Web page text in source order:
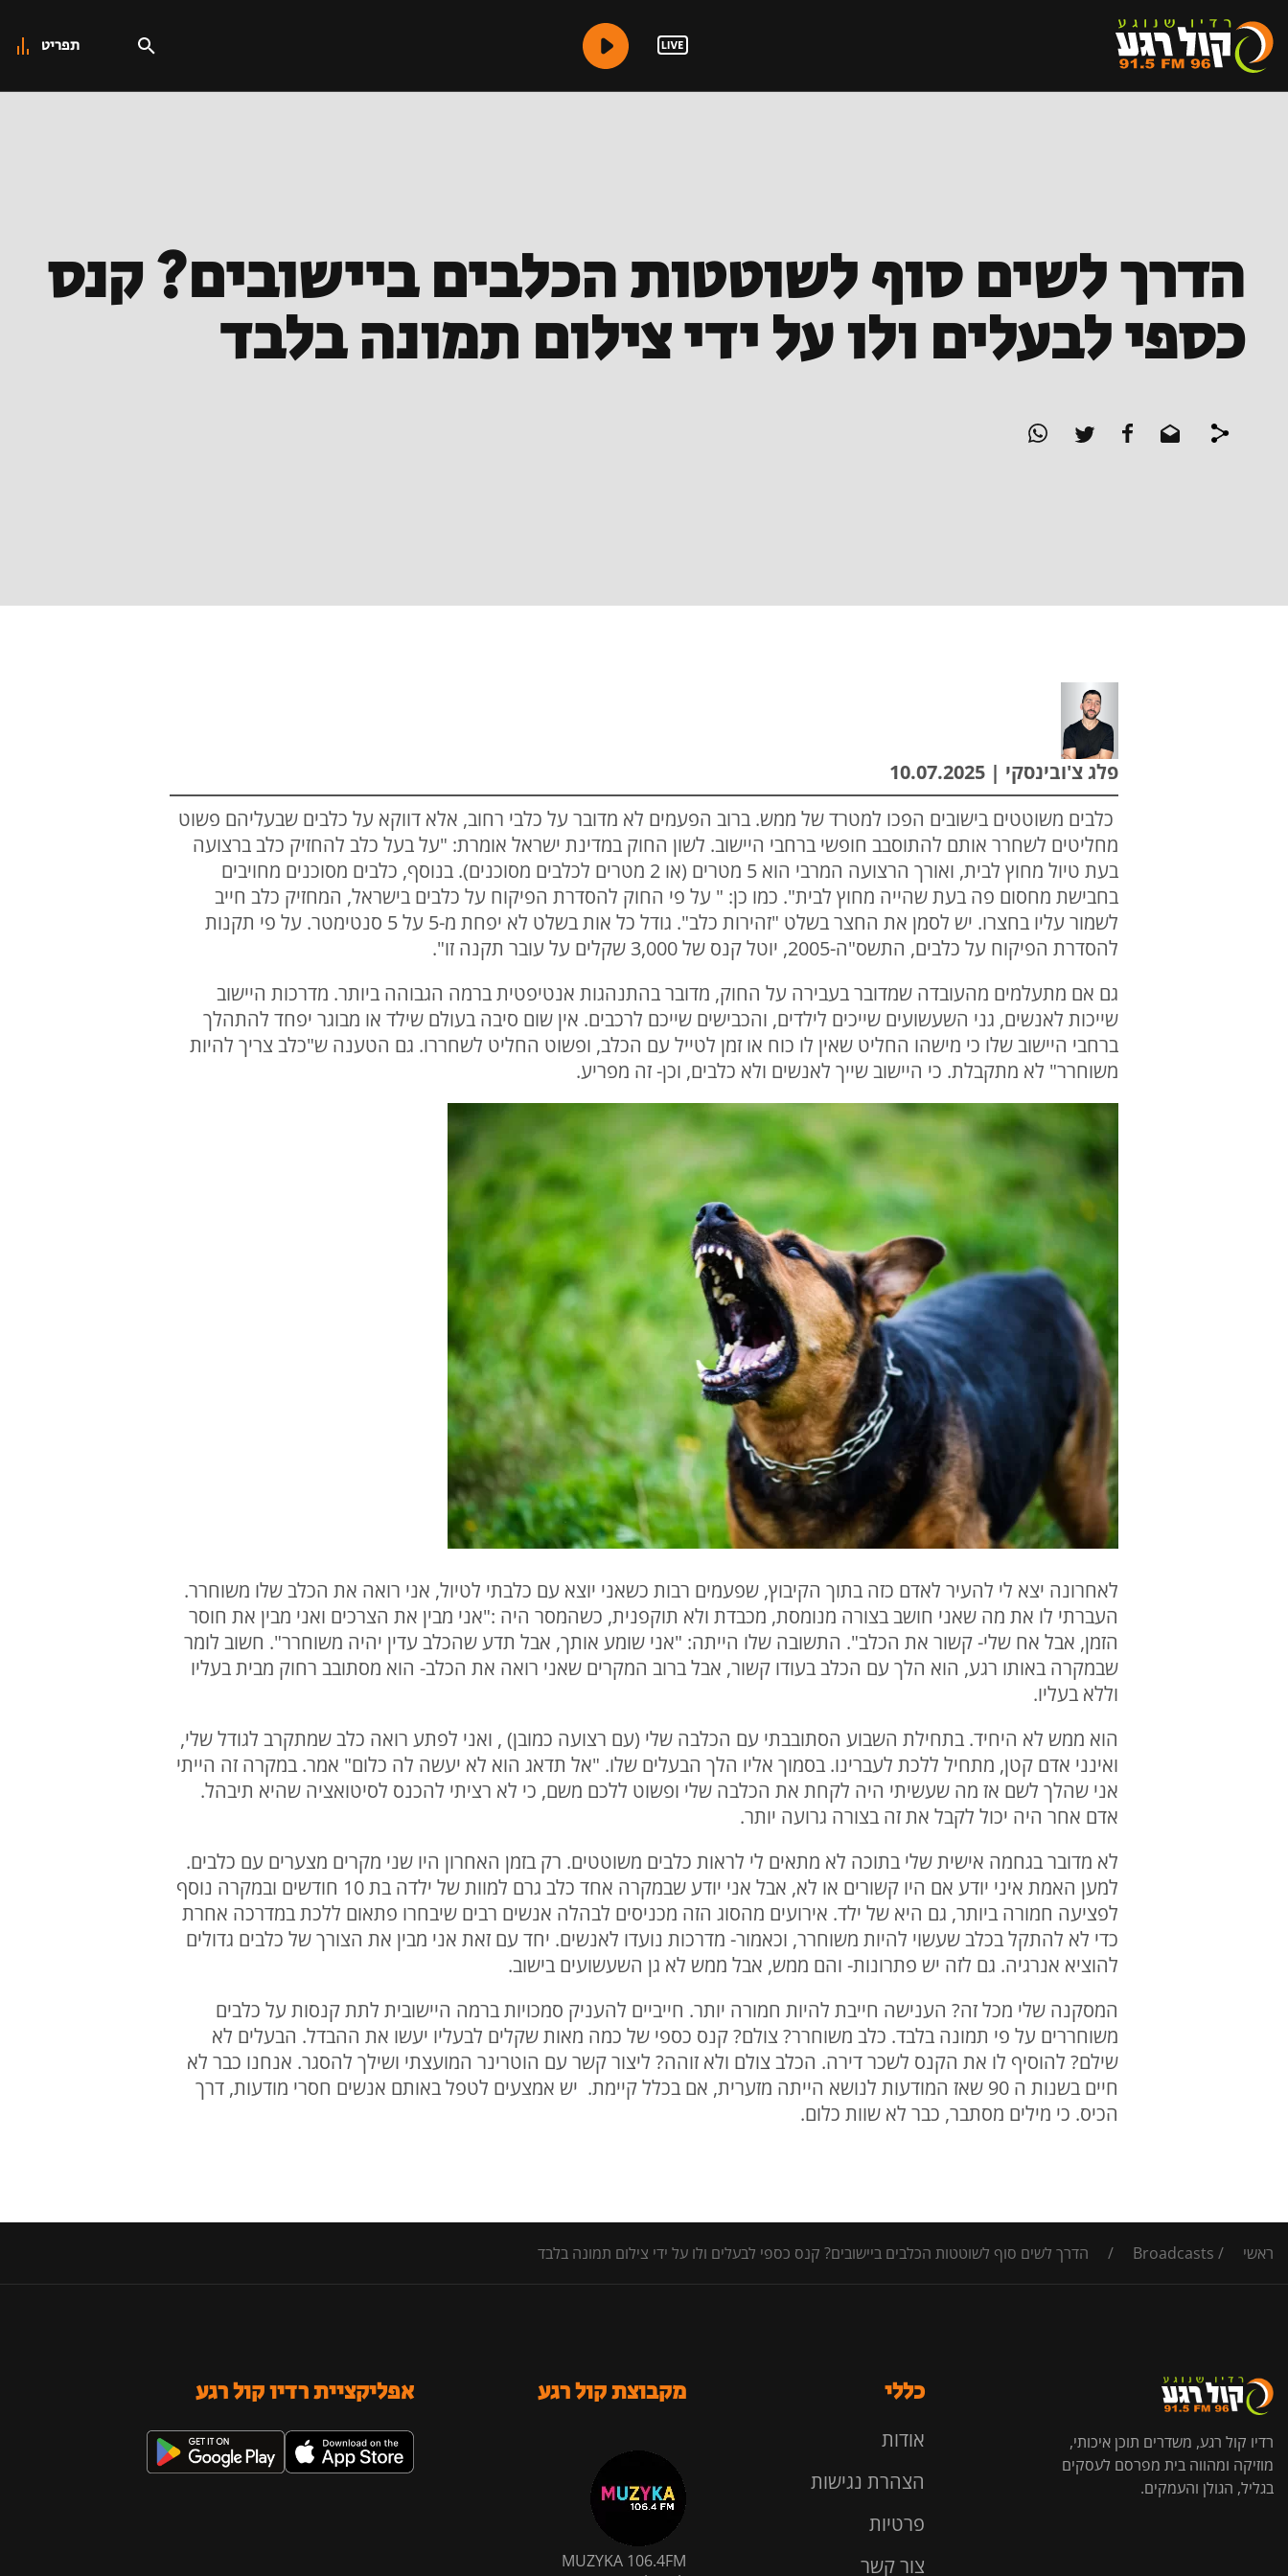
תפריט
הדרך לשים סוף לשוטטות הכלבים ביישובים? קנס
כספי לבעלים ולו על ידי צילום תמונה בלבד
פלג צ'ובינסקי | 10.07.2025
כלבים משוטטים בישובים הפכו למטרד של ממש. ברוב הפעמים לא מדובר על כלבי רחוב, אלא דווקא על כלבים שבעליהם פשוט
מחליטים לשחרר אותם להתוסבב חופשי ברחבי היישוב. לשון החוק במדינת ישראל אומרת: "על בעל כלב להחזיק כלב ברצועה
בעת טיול מחוץ לבית, ואורך הרצועה המרבי הוא 5 מטרים (או 2 מטרים לכלבים מסוכנים). בנוסף, כלבים מסוכנים מחויבים
בחבישת מחסום פה בעת שהייה מחוץ לבית". כמו כן: " על פי החוק להסדרת הפיקוח על כלבים בישראל, המחזיק כלב חייב
לשמור עליו בחצרו. יש לסמן את החצר בשלט "זהירות כלב". גודל כל אות בשלט לא יפחת מ-5 על 5‎ סנטימטר. על פי תקנות
להסדרת הפיקוח על כלבים, התשס"ה-2005, יוטל קנס של 3,000 שקלים על עובר תקנה זו".
גם אם מתעלמים מהעובדה שמדובר בעבירה על החוק, מדובר בהתנהגות אנטיפטית ברמה הגבוהה ביותר. מדרכות היישוב
שייכות לאנשים, גני השעשועים שייכים לילדים, והכבישים שייכם לרכבים. אין שום סיבה בעולם שילד או מבוגר יפחד להתהלך
ברחבי היישוב שלו כי מישהו החליט שאין לו כוח או זמן לטייל עם הכלב, ופשוט החליט לשחררו. גם הטענה ש"כלב צריך להיות
משוחרר" לא מתקבלת. כי היישוב שייך לאנשים ולא כלבים, וכן- זה מפריע.
לאחרונה יצא לי להעיר לאדם כזה בתוך הקיבוץ, שפעמים רבות כשאני יוצא עם כלבתי לטיול, אני רואה את הכלב שלו משוחרר.
העברתי לו את מה שאני חושב בצורה מנומסת, מכבדת ולא תוקפנית, כשהמסר היה :"אני מבין את הצרכים ואני מבין את חוסר
הזמן, אבל אח שלי- קשור את הכלב". התשובה שלו הייתה: "אני שומע אותך, אבל תדע שהכלב עדין יהיה משוחרר". חשוב לומר
שבמקרה באותו רגע, הוא הלך עם הכלב בעודו קשור, אבל ברוב המקרים שאני רואה את הכלב- הוא מסתובב רחוק מבית בעליו
וללא בעליו.
הוא ממש לא היחיד. בתחילת השבוע הסתובבתי עם הכלבה שלי (עם רצועה כמובן) , ואני לפתע רואה כלב שמתקרב לגודל שלי,
ואינני אדם קטן, מתחיל ללכת לעברינו. בסמוך אליו הלך הבעלים שלו. "אל תדאג הוא לא יעשה לה כלום" אמר. במקרה זה הייתי
אני שהלך לשם אז מה שעשיתי היה לקחת את הכלבה שלי ופשוט ללכם משם, כי לא רציתי להכנס לסיטואציה שהיא תיבהל.
אדם אחר היה יכול לקבל את זה בצורה גרועה יותר.
לא מדובר בגחמה אישית שלי בתוכה לא מתאים לי לראות כלבים משוטטים. רק בזמן האחרון היו שני מקרים מצערים עם כלבים.
למען האמת איני יודע אם היו קשורים או לא, אבל אני יודע שבמקרה אחד כלב גרם למוות של ילדה בת 10 חודשים ובמקרה נוסף
לפציעה חמורה ביותר, גם היא של ילד. אירועים מהסוג הזה מכניסים לבהלה אנשים רבים שיבחרו פתאום ללכת במדרכה אחרת
כדי לא להתקל בכלב שעשוי להיות משוחרר, וכאמור- מדרכות נועדו לאנשים. יחד עם זאת אני מבין את הצורך של כלבים גדולים
להוציא אנרגיה. גם לזה יש פתרונות- והם ממש, אבל ממש לא גן השעשועים בישוב.
המסקנה שלי מכל זה? הענישה חייבת להיות חמורה יותר. חייביים להעניק סמכויות ברמה היישובית לתת קנסות על כלבים
משוחררים על פי תמונה בלבד. כלב משוחרר? צולם? קנס כספי של כמה מאות שקלים לבעליו יעשו את ההבדל. הבעלים לא
שילם? להוסיף לו את הקנס לשכר דירה. הכלב צולם ולא זוהה? ליצור קשר עם הוטרינר המועצתי ושילך להסגר. אנחנו כבר לא
חיים בשנות ה 90 שאז המודעות לנושא הייתה מזערית, אם בכלל קיימת. יש אמצעים לטפל באותם אנשים חסרי מודעות, דרך
הכיס. כי מילים מסתבר, כבר לא שוות כלום.
ראשי /
Broadcasts
/ הדרך לשים סוף לשוטטות הכלבים ביישובים? קנס כספי לבעלים ולו על ידי צילום תמונה בלבד
רדיו קול רגע, משדרים תוכן איכותי,
מוזיקה ומהווה בית מפרסם לעסקים
בגליל, הגולן והעמקים.
כללי
אודות
הצהרת נגישות
פרטיות
צור קשר
מקבוצת קול רגע
MUZYKA 106.4FM
אפליקציית רדיו קול רגע